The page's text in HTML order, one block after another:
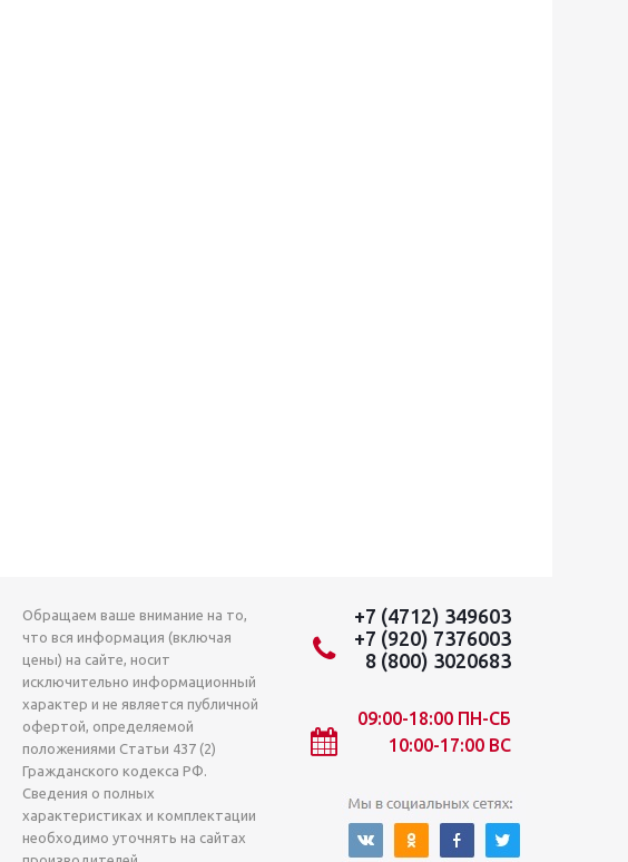
Обращаем ваше внимание на то,
что вся информация (включая
цены) на сайте, носит
исключительно информационный
характер и не является публичной
офертой, определяемой
положениями Статьи 437 (2)
Гражданского кодекса РФ.
Сведения о полных
характеристиках и комплектации
необходимо уточнять на сайтах
+7 (4712) 349603
+7 (920) 7376003
8 (800) 3020683
09:00-18:00 ПН-СБ
10:00-17:00 ВС